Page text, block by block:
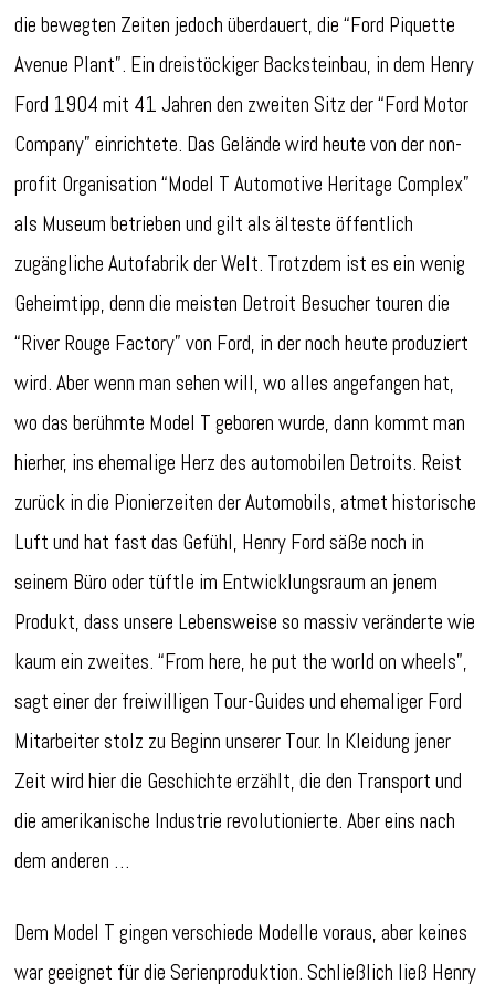
die bewegten Zeiten jedoch überdauert, die “Ford Piquette
Avenue Plant”. Ein dreistöckiger Backsteinbau, in dem Henry
Ford 1904 mit 41 Jahren den zweiten Sitz der “Ford Motor
Company” einrichtete. Das Gelände wird heute von der non-
profit Organisation “Model T Automotive Heritage Complex”
als Museum betrieben und gilt als älteste öffentlich
zugängliche Autofabrik der Welt. Trotzdem ist es ein wenig
Geheimtipp, denn die meisten Detroit Besucher touren die
“River Rouge Factory” von Ford, in der noch heute produziert
wird. Aber wenn man sehen will, wo alles angefangen hat,
wo das berühmte Model T geboren wurde, dann kommt man
hierher, ins ehemalige Herz des automobilen Detroits. Reist
zurück in die Pionierzeiten der Automobils, atmet historische
Luft und hat fast das Gefühl, Henry Ford säße noch in
seinem Büro oder tüftle im Entwicklungsraum an jenem
Produkt, dass unsere Lebensweise so massiv veränderte wie
kaum ein zweites. “From here, he put the world on wheels”,
sagt einer der freiwilligen Tour-Guides und ehemaliger Ford
Mitarbeiter stolz zu Beginn unserer Tour. In Kleidung jener
Zeit wird hier die Geschichte erzählt, die den Transport und
die amerikanische Industrie revolutionierte. Aber eins nach
dem anderen …
Dem Model T gingen verschiede Modelle voraus, aber keines
war geeignet für die Serienproduktion. Schließlich ließ Henry